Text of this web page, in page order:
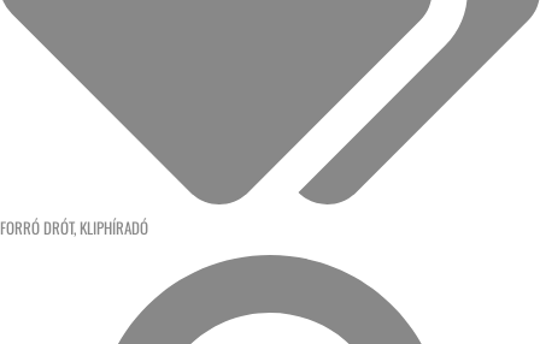
FORRÓ DRÓT, KLIPHÍRADÓ